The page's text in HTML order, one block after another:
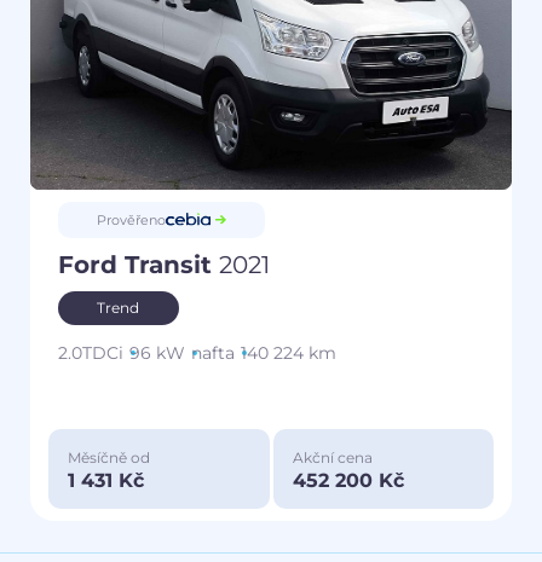
Prověřeno
Ford Transit 2021
Trend
2.0TDCi 96 kW nafta 140 224 km
Měsíčně od
1 431 Kč
Akční cena
452 200 Kč